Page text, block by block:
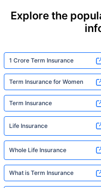
Explore the
1 Crore Term Insurance
Term Insurance for Women
Term Insurance
Life Insurance
Whole Life Insurance
What is Term Insurance
আপনার পরিবারের
সঠিক
*৪৩৪/মাস হল ১ কোটির টার্ম লাইফ ইন্স্যুরেন্সের শুরুর দাম —
বছর বয়স পর্যন্ত কভার। *₹৬৩০/মাস হল ১ কোটির টার্ম
এমন ব্যক্তির জন্য, ৪৬ বছর বয়স পর্যন্ত কভার। *₹১,৩৭৬/
পূর্ব-বিদ্যমান কোনো রোগ নেই এমন ব্যক্তির জন্য, ৫৬ বছর